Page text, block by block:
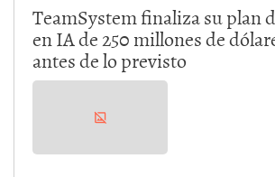
TeamSystem finaliza su plan
en IA de 250 millones de
antes de lo previsto